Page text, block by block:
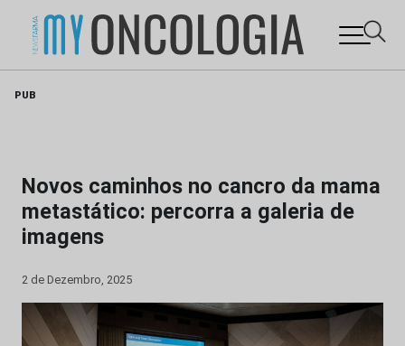
PUB
Novos caminhos no cancro da mama
metastático: percorra a galeria de
imagens
2 de Dezembro, 2025